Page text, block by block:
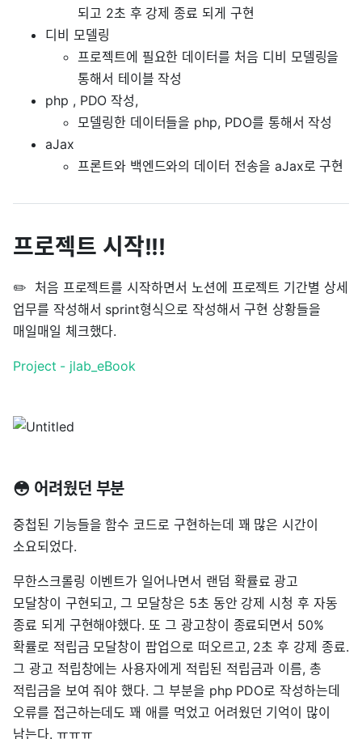
되고 2초 후 강제 종료 되게 구현
디비 모델링
프로젝트에 필요한 데이터를 처음 디비 모델링을
통해서 테이블 작성
php , PDO 작성,
모델링한 데이터들을 php, PDO를 통해서 작성
aJax
프론트와 백엔드와의 데이터 전송을 aJax로 구현
프로젝트 시작!!!
✏️ 처음 프로젝트를 시작하면서 노션에 프로젝트 기간별 상세
업무를 작성해서 sprint형식으로 작성해서 구현 상황들을
매일매일 체크했다.
Project - jlab_eBook
😳 어려웠던 부분
중첩된 기능들을 함수 코드로 구현하는데 꽤 많은 시간이
소요되었다.
무한스크롤링 이벤트가 일어나면서 랜덤 확률료 광고
모달창이 구현되고, 그 모달창은 5초 동안 강제 시청 후 자동
종료 되게 구현해야했다. 또 그 광고창이 종료되면서 50%
확률로 적립금 모달창이 팝업으로 떠오르고, 2초 후 강제 종료.
그 광고 적립창에는 사용자에게 적립된 적립금과 이름, 총
적립금을 보여 줘야 했다. 그 부분을 php PDO로 작성하는데
오류를 접근하는데도 꽤 애를 먹었고 어려웠던 기억이 많이
남는다. ㅠㅠㅠ